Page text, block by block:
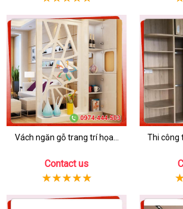
Vách ngăn gỗ trang trí họa...
Contact us
Thi công